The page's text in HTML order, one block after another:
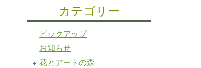
カテゴリー
ピックアップ
お知らせ
花とアートの森